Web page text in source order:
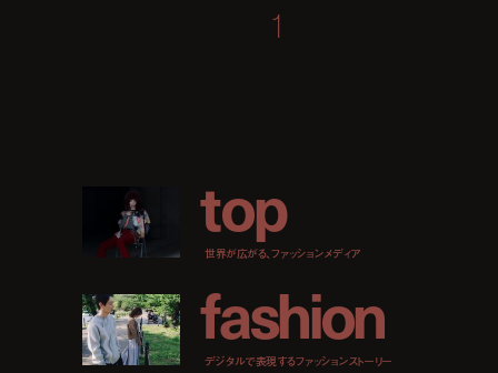
1
top
世界が広がる、ファッションメディア
fashion
デジタルで表現するファッションストーリー